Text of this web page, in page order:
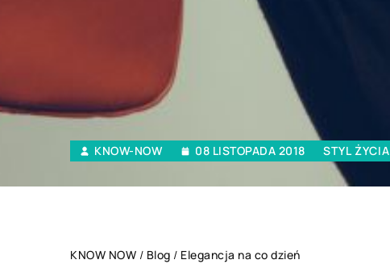
KNOW-NOW 08 LISTOPADA 2018 STYL ŻYCIA
KNOW NOW / Blog / Elegancja na co dzień